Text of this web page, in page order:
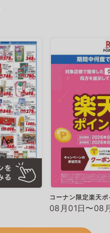
コーナン限定楽天
08月01日〜08